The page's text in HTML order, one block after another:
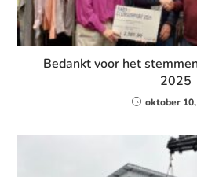
Bedankt voor het
2025
oktober